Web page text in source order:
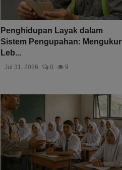
Penghidupan Layak dalam
Sistem Pengupahan: Mengukur
Leb...
Jul 31, 2026 0 9